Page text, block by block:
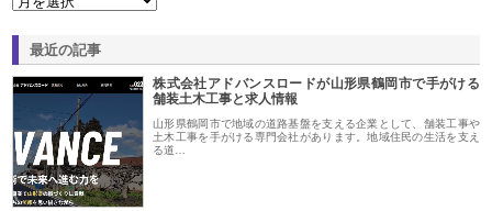
最近の記事
株式会社アドバンスロードが山形県鶴岡市で手がける
舗装土木工事と求人情報
山形県鶴岡市で地域の道路基盤を支える企業として、舗装工事や
土木工事を手がける専門会社があります。地域住民の生活を支え
る道…